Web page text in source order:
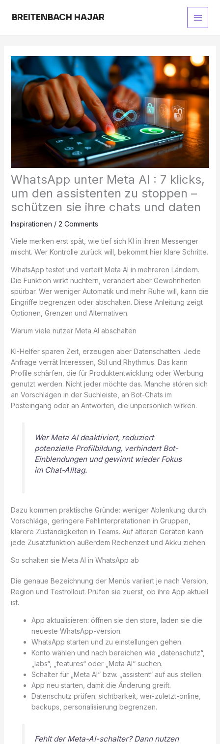
BREITENBACH HAJAR
Main
WhatsApp unter Meta AI : 7 klicks,
um den assistenten zu stoppen –
schützen sie ihre chats und daten
Inspirationen / 2 Comments
Viele merken erst spät, wie tief sich KI in ihren Messenger
mischt. Wer Kontrolle zurück will, bekommt hier klare Schritte.
WhatsApp testet und verteilt Meta AI in mehreren Ländern.
Die Funktion wirkt nüchtern, verändert aber Gewohnheiten
spürbar. Wer weniger Automatik und mehr Ruhe will, kann die
Eingriffe begrenzen oder abschalten. Diese Anleitung zeigt
Optionen, Grenzen und Alternativen.
Warum viele nutzer Meta AI abschalten
KI-Helfer sparen Zeit, erzeugen aber Datenschatten. Jede
Anfrage verrät Interessen, Stil und Rhythmus. Das kann
Profile schärfen, die für Produktentwicklung oder Werbung
genutzt werden. Nicht jeder möchte das. Manche stören sich
an Vorschlägen in der Suchleiste, an Bot-Chats im
Posteingang oder an Antworten, die unpersönlich wirken.
Wer Meta AI deaktiviert, reduziert
potenzielle Profilbildung, verhindert Bot-
Einblendungen und gewinnt wieder Fokus
im Chat-Alltag.
Dazu kommen praktische Gründe: weniger Ablenkung durch
Vorschläge, geringere Fehlinterpretationen in Gruppen,
klarere Zuständigkeiten in Teams. Auf älteren Geräten kann
jede Zusatzfunktion außerdem Rechenzeit und Akku ziehen.
So schalten sie Meta AI in WhatsApp ab
Die genaue Bezeichnung der Menüs variiert je nach Version,
Region und Testrollout. Prüfen sie zuerst, ob ihre App aktuell
ist.
App aktualisieren: öffnen sie den store, laden sie die
neueste WhatsApp-version.
WhatsApp starten und zu einstellungen gehen.
Konto wählen und nach bereichen wie „datenschutz“,
„labs“, „features“ oder „Meta AI“ suchen.
Schalter für „Meta AI“ bzw. „assistent“ auf aus stellen.
App neu starten, damit die Änderung greift.
Datenschutz prüfen: sichtbarkeit, wer-zuletzt-online,
backups, personalisierung begrenzen.
Fehlt der Meta-AI-schalter? Dann nutzen